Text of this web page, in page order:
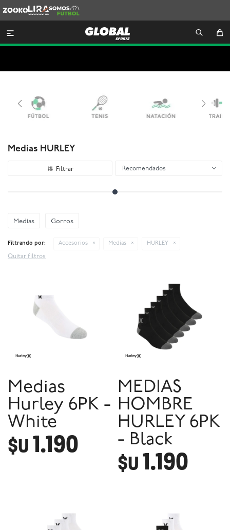
Lira
Somos
Futbol

Medias HURLEY
Recomendados
Medias Gorros
Filtrando por: Accesorios Medias HURLEY
Quitar filtros
Medias
Hurley 6PK -
White
$U1.190
MEDIAS
HOMBRE
HURLEY 6PK
- Black
$U1.190